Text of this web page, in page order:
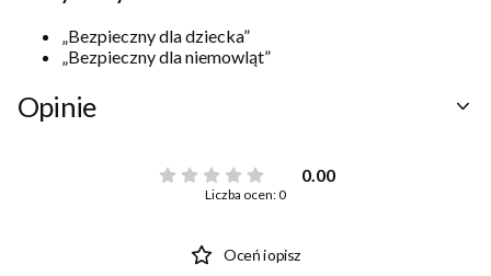
„Bezpieczny dla dziecka”
„Bezpieczny dla niemowląt”
Opinie
0.00
Liczba ocen: 0
Oceń i opisz